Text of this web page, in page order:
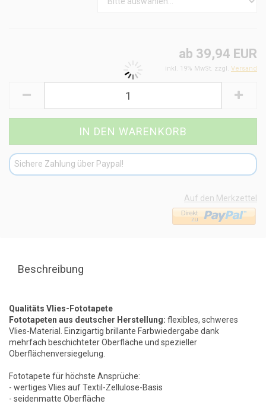
ab 39,94 EUR
inkl. 19% MwSt. zzgl. Versand
Sichere Zahlung über Paypal!
Auf den Merkzettel
Beschreibung
Qualitäts Vlies-Fototapete
Fototapeten aus deutscher Herstellung: flexibles, schweres
Vlies-Material. Einzigartig brillante Farbwiedergabe dank
mehrfach beschichteter Oberfläche und spezieller
Oberflächenversiegelung.
Fototapete für höchste Ansprüche:
- wertiges Vlies auf Textil-Zellulose-Basis
- seidenmatte Oberfläche